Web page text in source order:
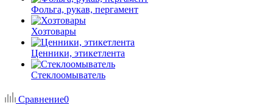
Фольга, рукав, пергамент
Хозтовары
Ценники, этикетлента
Стеклоомыватель
Сравнение0